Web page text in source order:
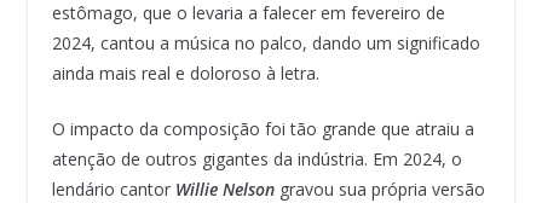
estômago, que o levaria a falecer em fevereiro de
2024, cantou a música no palco, dando um significado
ainda mais real e doloroso à letra.
O impacto da composição foi tão grande que atraiu a
atenção de outros gigantes da indústria. Em 2024, o
lendário cantor Willie Nelsongravou sua própria versão